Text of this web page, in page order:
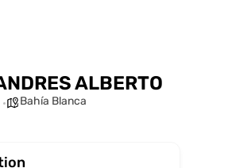
ALBERTO
Bahía Blanca